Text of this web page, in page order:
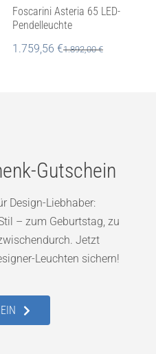
Foscarini Asteria 65 LED-
Pendelleuchte
1.759,56 €1.892,00€
Gutschein
Design-Liebhaber:
– zum Geburtstag, zu
Jetzt
Leuchten sichern!